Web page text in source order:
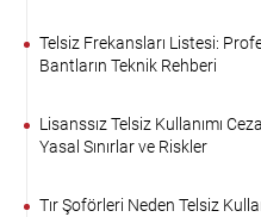
Telsiz Frekansları Listesi:
Bantların Teknik Rehberi
Lisanssız Telsiz Kullanımı
Yasal Sınırlar ve Riskler
Tır Şoförleri Neden Telsiz